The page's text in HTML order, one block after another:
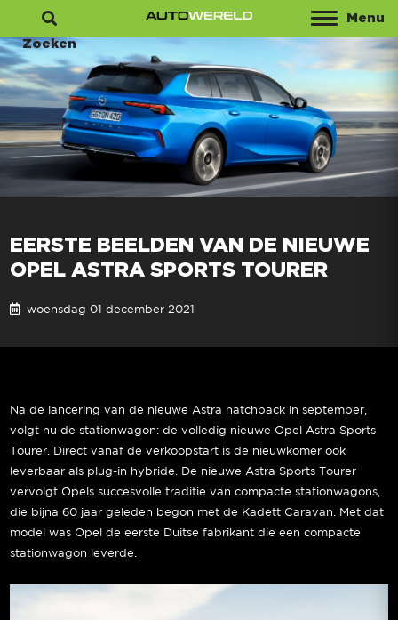
Menu
Zoeken
EERSTE BEELDEN VAN DE NIEUWE
OPEL ASTRA SPORTS TOURER
woensdag 01 december 2021
Na de lancering van de nieuwe Astra hatchback in september,
volgt nu de stationwagon: de volledig nieuwe Opel Astra Sports
Tourer. Direct vanaf de verkoopstart is de nieuwkomer ook
leverbaar als plug-in hybride. De nieuwe Astra Sports Tourer
vervolgt Opels succesvolle traditie van compacte stationwagons,
die bijna 60 jaar geleden begon met de Kadett Caravan. Met dat
model was Opel de eerste Duitse fabrikant die een compacte
stationwagon leverde.